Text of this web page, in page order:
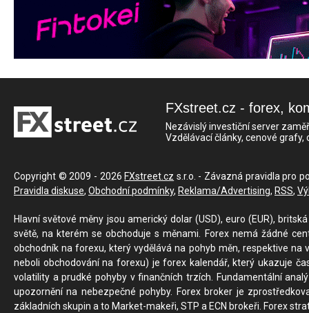
FXstreet.cz - forex,
Nezávislý investiční server
Vzdělávací články, cenové
Copyright © 2009 - 2026 FXstreet.cz s.r.o. - Závazná pravidla pro
Pravidla diskuse, Obchodní podmínky, Reklama/Advertising, RSS,
Hlavní světové měny jsou americký dolar (USD), euro (EUR),
světě, na kterém se obchoduje s měnami. Forex nemá žádné
obchodník na forexu, který vydělává na pohyb měn, respektive
neboli obchodování na forexu) je forex kalendář, který ukazuje
volatility a prudké pohyby v finančních trzích. Fundamentální
upozornění na nebezpečné pohyby. Forex broker je
základních skupin a to Market-makeři, STP a ECN brokeři. Forex